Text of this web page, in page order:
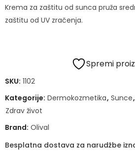
Krema za zaštitu od sunca pruža
zaštitu od UV zračenja.
Spremi
SKU: 1102
Kategorije: Dermokozmetika, Sunce,
Zdrav život
Brand: Olival
Besplatna dostava za narudžbe